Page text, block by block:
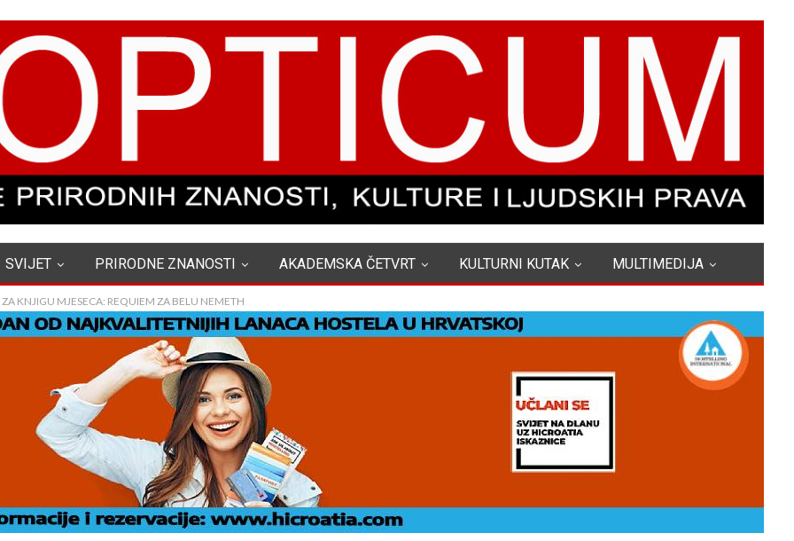
SVIJET PRIRODNE ZNANOSTI AKADEMSKA ČETVRT KULTURNI KUTAK MULTIMEDIJA
ZA KNJIGU MJESECA: REQUIEM ZA BELU NEMETH